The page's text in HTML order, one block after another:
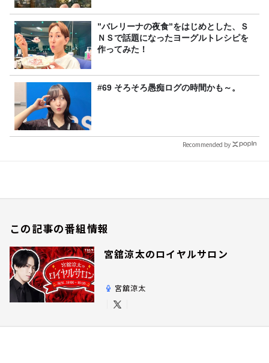
”バレリーナの夜食”をはじめとした、Ｓ
ＮＳで話題になったヨーグルトレシピを
作ってみた！
#69 そろそろ愚痴ログの時間かも～。
Recommended by
この記事の番組情報
宮舘涼太のロイヤルサロン
宮舘涼太